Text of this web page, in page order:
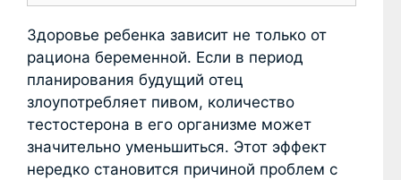
Здоровье ребенка зависит не только от
рациона беременной. Если в период
планирования будущий отец
злоупотребляет пивом, количество
тестостерона в его организме может
значительно уменьшиться. Этот эффект
нередко становится причиной проблем с